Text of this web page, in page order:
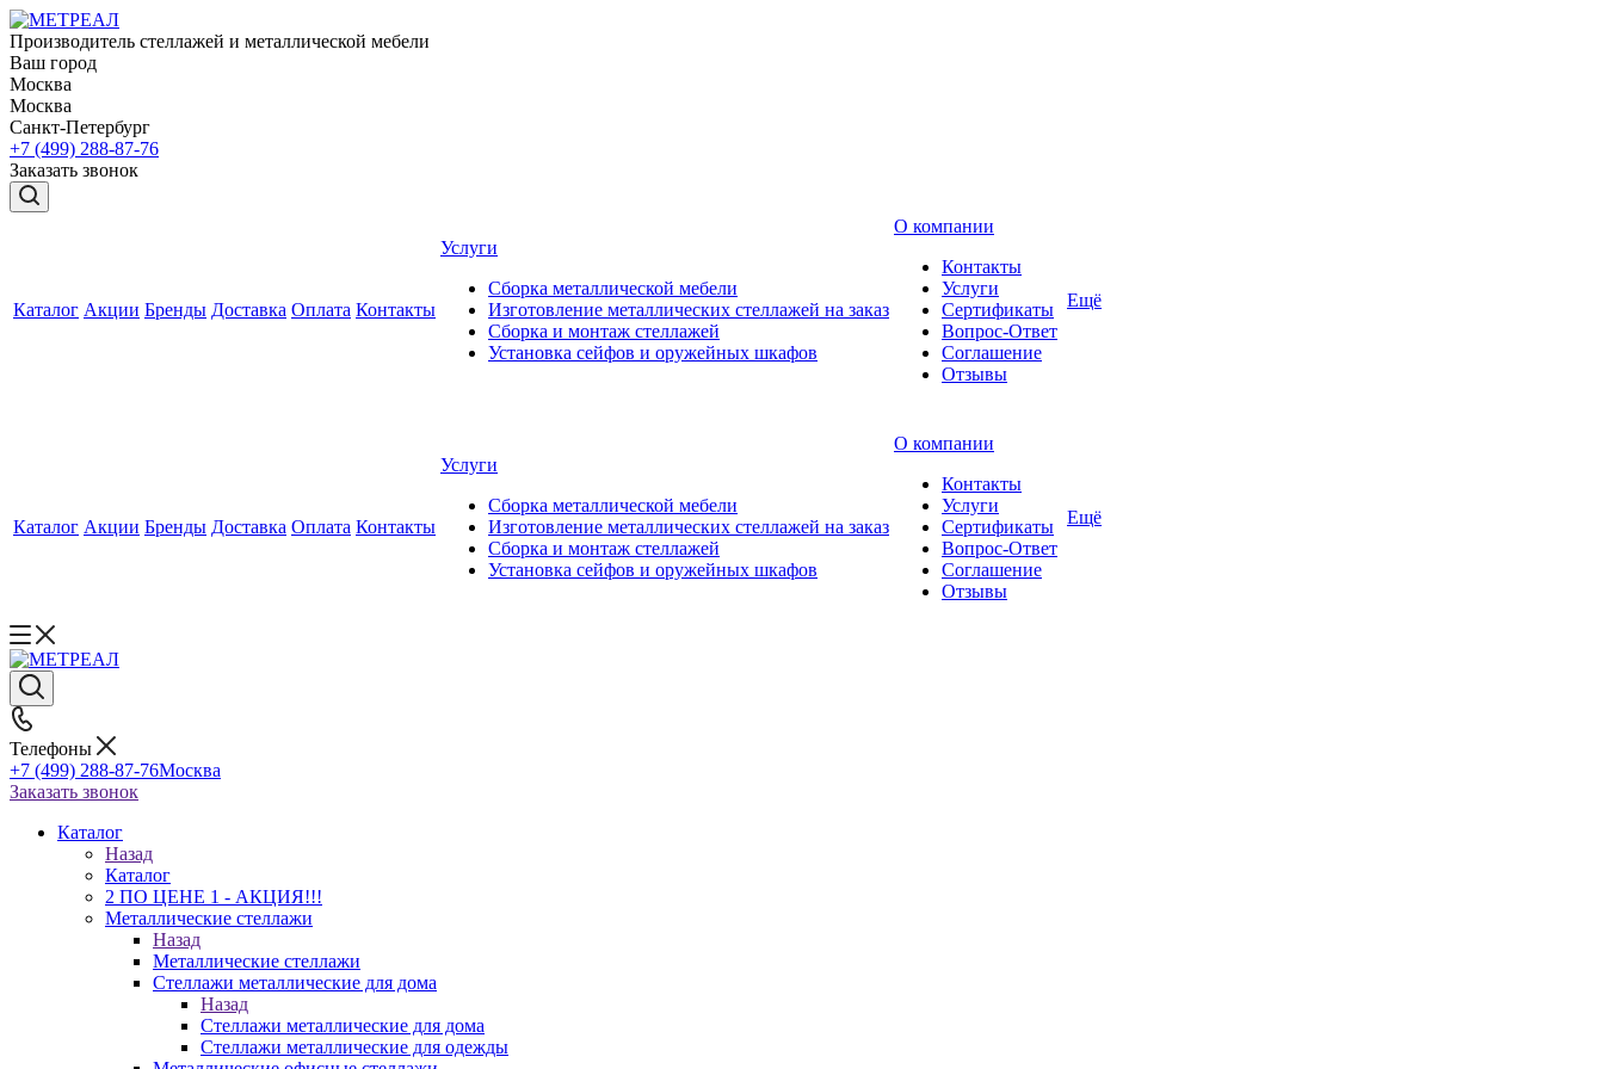
Производитель стеллажей и металлической мебели
Ваш город
Москва
Москва
Санкт-Петербург
+7 (499) 288-87-76
Заказать звонок
Каталог Акции Бренды Доставка Оплата Контакты
Услуги
Сборка металлической мебели
Изготовление металлических стеллажей на заказ
Сборка и монтаж стеллажей
Установка сейфов и оружейных шкафов
О компании
Контакты
Услуги
Сертификаты
Вопрос-Ответ
Соглашение
Отзывы
Ещё
Каталог Акции Бренды Доставка Оплата Контакты
Услуги
Сборка металлической мебели
Изготовление металлических стеллажей на заказ
Сборка и монтаж стеллажей
Установка сейфов и оружейных шкафов
О компании
Контакты
Услуги
Сертификаты
Вопрос-Ответ
Соглашение
Отзывы
Ещё
Телефоны
+7 (499) 288-87-76Москва
Заказать звонок
Каталог
Назад
Каталог
2 ПО ЦЕНЕ 1 - АКЦИЯ!!!
Металлические стеллажи
Назад
Металлические стеллажи
Стеллажи металлические для дома
Назад
Стеллажи металлические для дома
Стеллажи металлические для одежды